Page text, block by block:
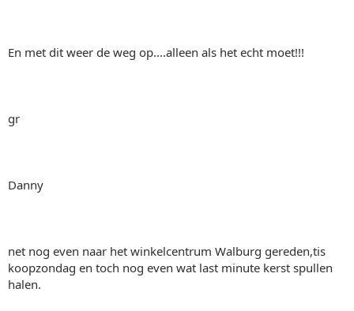
En met dit weer de weg op....alleen als het echt moet!!!
gr
Danny
net nog even naar het winkelcentrum Walburg gereden,tis
koopzondag en toch nog even wat last minute kerst spullen
halen.